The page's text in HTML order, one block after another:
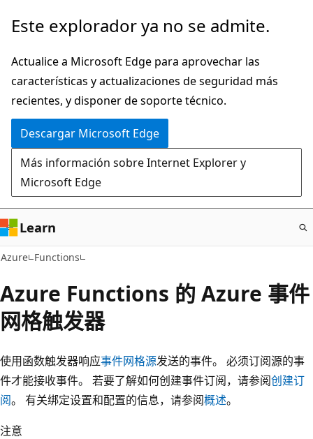
Ir
contenido
principal
Este explorador ya no se admite.
Actualice a Microsoft Edge para aprovechar las
características y actualizaciones de seguridad más
recientes, y disponer de soporte técnico.
Descargar Microsoft Edge
Más información sobre Internet Explorer y
Microsoft Edge
Learn
Azure Functions
Azure Functions 的 Azure 事件
网格触发器
使用函数触发器响应事件网格源发送的事件。 必须订阅源的事
件才能接收事件。 若要了解如何创建事件订阅，请参阅创建订
阅。 有关绑定设置和配置的信息，请参阅概述。
注意